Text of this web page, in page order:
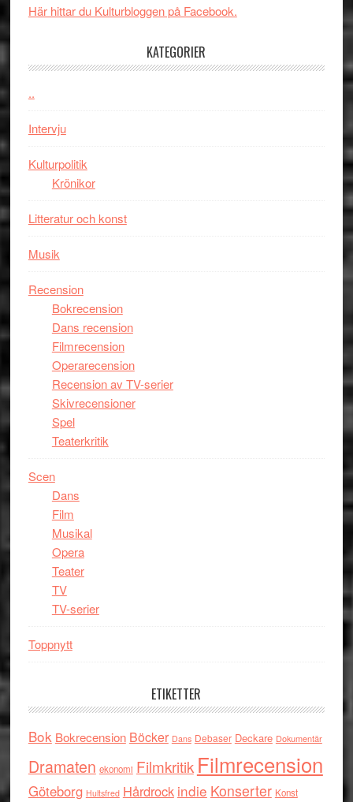
Jackie
Vem
Här hittar du Kulturbloggen på Facebook.
KATEGORIER
..
Intervju
Kulturpolitik
Krönikor
Litteratur och konst
Musik
Recension
Bokrecension
Dans recension
Filmrecension
Operarecension
Recension av TV-serier
Skivrecensioner
Spel
Teaterkritik
Scen
Dans
Film
Musikal
Opera
Teater
TV
TV-serier
Toppnytt
ETIKETTER
Bok Bokrecension Böcker Dans Debaser Deckare Dokumentär
Dramaten ekonomi Filmkritik Filmrecension
Göteborg Hultsfred Hårdrock indie Konserter Konst